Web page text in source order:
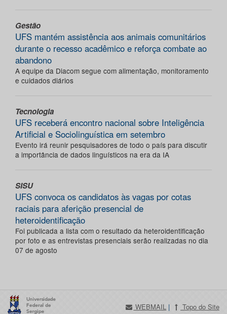
Gestão
UFS mantém assistência aos animais comunitários
durante o recesso acadêmico e reforça combate ao
abandono
A equipe da Diacom segue com alimentação, monitoramento
e cuidados diários
Tecnologia
UFS receberá encontro nacional sobre Inteligência
Artificial e Sociolinguística em setembro
Evento irá reunir pesquisadores de todo o país para discutir
a importância de dados linguísticos na era da IA
SISU
UFS convoca os candidatos às vagas por cotas
raciais para aferição presencial de
heteroidentificação
Foi publicada a lista com o resultado da heteroidentificação
por foto e as entrevistas presenciais serão realizadas no dia
07 de agosto
WEBMAIL | Topo do Site